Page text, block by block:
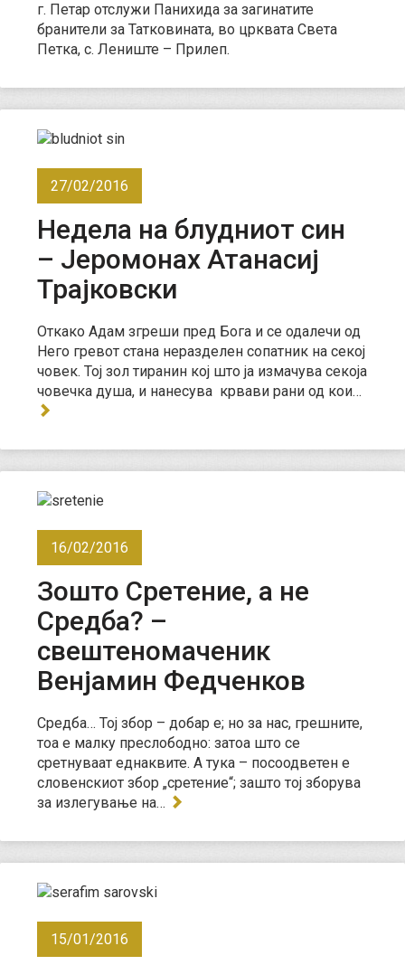
г. Петар отслужи Панихида за загинатите
бранители за Татковината, во црквата Света
Петка, с. Лениште – Прилеп.
27/02/2016
Недела на блудниот син
– Јеромонах Атанасиј
Трајковски
Откако Адам згреши пред Бога и се одалечи од
Него гревот стана неразделен сопатник на секој
човек. Тој зол тиранин кој што ја измачува секоја
човечка душа, и нанесува крвави рани од кои…
16/02/2016
Зошто Сретение, а не
Средба? –
свештенoмаченик
Венјамин Федченков
Средба… Тој збор – добар е; но за нас, грешните,
тоа е малку преслободно: затоа што се
сретнуваат еднаквите. А тука – посоодветен е
словенскиот збор „сретение“; зашто тој зборува
за излегување на…
15/01/2016